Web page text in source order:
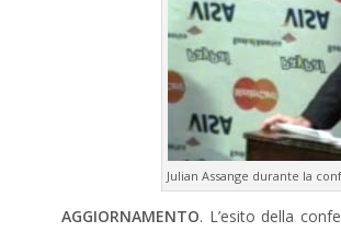
Julian Assange durante la
AGGIORNAMENTO. L’esito della